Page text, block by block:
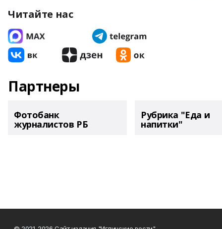
Читайте нас
Партнеры
Фотобанк
журналистов РБ
Рубрика "Еда и
напитки"